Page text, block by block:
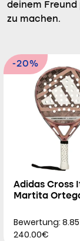
deinem Freund
zu machen.
-20%
Adidas Cross
Martita
Bewertung: 8.85
240.00€